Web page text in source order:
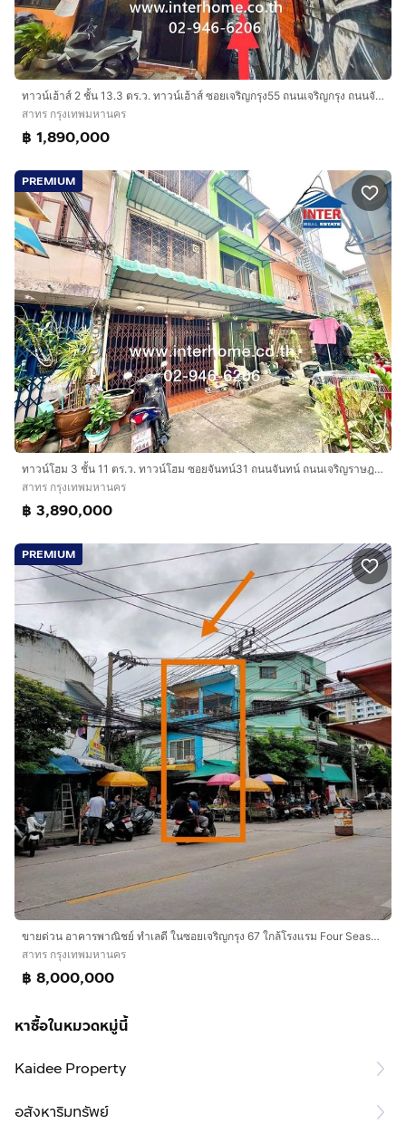
ทาวน์เฮ้าส์ 2 ชั้น 13.3 ตร.ว. ทาวน์เฮ้าส์ ซอยเจริญกรุง55 ถนนเจริญกรุง ถนนจันทน์ ถนนสาทร เขตสาทร กรุงเทพมหานคร
สาทร กรุงเทพมหานคร
฿ 1,890,000
PREMIUM
ทาวน์โฮม 3 ชั้น 11 ตร.ว. ทาวน์โฮม ซอยจันทน์31 ถนนจันทน์ ถนนเจริญราษฎร์ เขตสาทร กรุงเทพมหานคร
สาทร กรุงเทพมหานคร
฿ 3,890,000
PREMIUM
ขายด่วน อาคารพาณิชย์ ทำเลดี ในซอยเจริญกรุง 67 ใกล้โรงแรม Four Season พื้นที่ 12 ตร.ว จำนวน 3 ชั้น ราคา 8 ลบ. ( เจ้าของขายเอง ราคาคุยได้ )
สาทร กรุงเทพมหานคร
฿ 8,000,000
หาซื้อในหมวดหมู่นี้
Kaidee Property
อสังหาริมทรัพย์